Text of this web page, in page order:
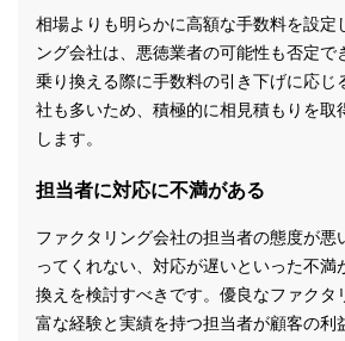
相場よりも明らかに高額な手数料を設定
ング会社は、悪徳業者の可能性も否定で
乗り換える際に手数料の引き下げに応じ
社も多いため、積極的に相見積もりを取
します。
担当者に対応に不満がある
ファクタリング会社の担当者の態度が悪
ってくれない、対応が遅いといった不満
換えを検討すべきです。優良なファクタ
富な経験と実績を持つ担当者が顧客の利